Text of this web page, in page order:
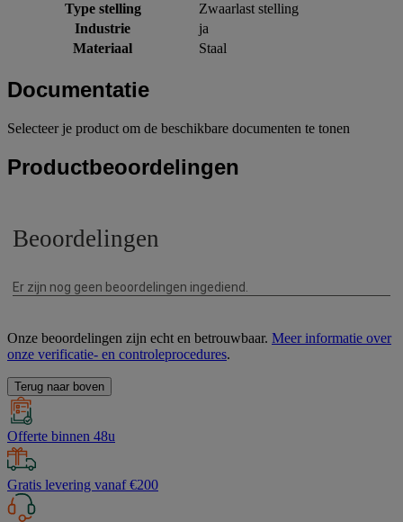
Type stelling
Zwaarlast stelling
Industrie
ja
Materiaal
Staal
Documentatie
Selecteer je product om de beschikbare documenten te tonen
Productbeoordelingen
Onze beoordelingen zijn echt en betrouwbaar. Meer informatie over
onze verificatie- en controleprocedures.
Terug naar boven
Offerte binnen 48u
Gratis levering vanaf €200